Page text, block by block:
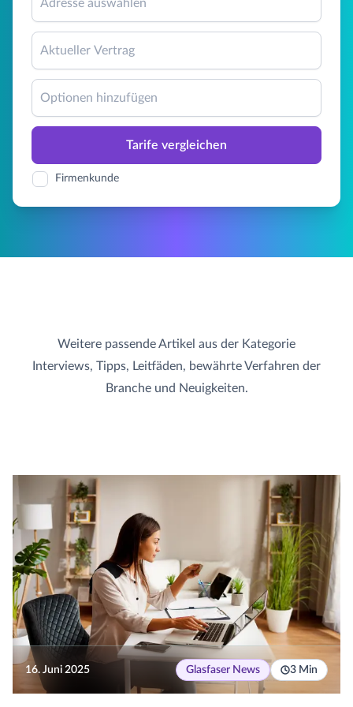
Adresse auswählen
Aktueller Vertrag
Optionen hinzufügen
Tarife vergleichen
Firmenkunde
Weitere passende Artikel aus der Kategorie
Interviews, Tipps, Leitfäden, bewährte Verfahren der
Branche und Neuigkeiten.
16. Juni 2025 Glasfaser News 3 Min